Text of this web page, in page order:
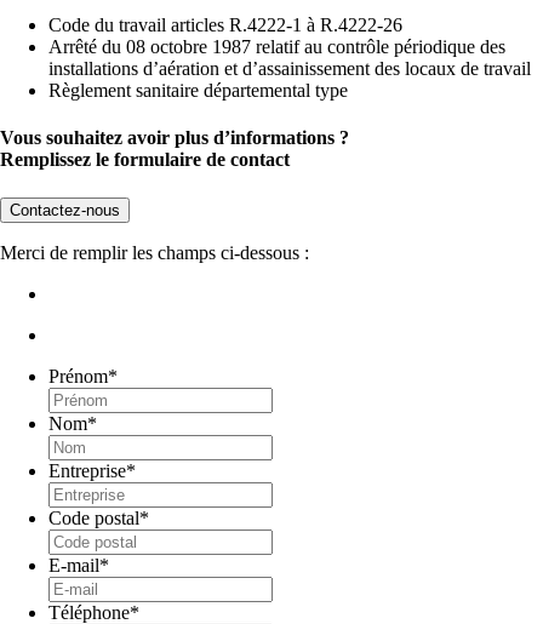
Code du travail articles R.4222-1 à R.4222-26
Arrêté du 08 octobre 1987 relatif au contrôle périodique des
installations d’aération et d’assainissement des locaux de travail
Règlement sanitaire départemental type
Vous souhaitez avoir plus d’informations ?
Remplissez le formulaire de contact
Contactez-nous
Merci de remplir les champs ci-dessous :
Prénom*
Nom*
Entreprise*
Code postal*
E-mail*
Téléphone*